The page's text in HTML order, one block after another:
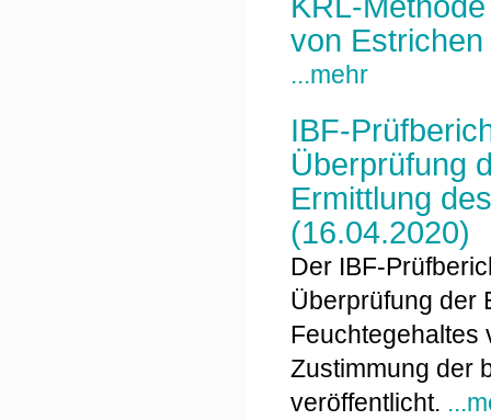
von Estrichen
...mehr
IBF-
Überprüfung
Ermittlung
(16.04.2020)
Der IBF-
Überprüfung der
Feuchtegehaltes
Zustimmung der
veröffentlicht.